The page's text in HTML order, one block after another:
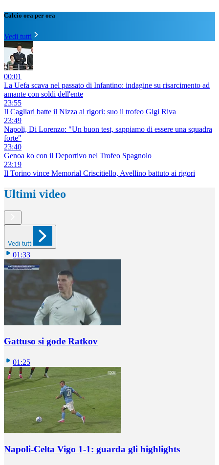
Calcio ora per ora
Vedi tutti
00:01
La Uefa scava nel passato di Infantino: indagine su risarcimento ad
amante con soldi dell'ente
23:55
Il Cagliari batte il Nizza ai rigori: suo il trofeo Gigi Riva
23:49
Napoli, Di Lorenzo: "Un buon test, sappiamo di essere una squadra
forte"
23:40
Genoa ko con il Deportivo nel Trofeo Spagnolo
23:19
Il Torino vince Memorial Criscitiello, Avellino battuto ai rigori
Ultimi video
Vedi tutti
01:33
Gattuso si gode Ratkov
01:25
Napoli-Celta Vigo 1-1: guarda gli highlights